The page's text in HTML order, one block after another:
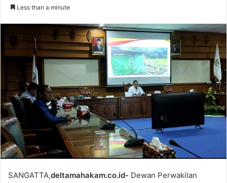
d
n
e
a
i
l
Less than a minute
SANGATTA,deltamahakam.co.id- Dewan Perwakilan